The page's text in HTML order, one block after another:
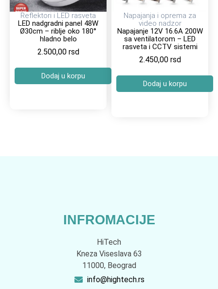
Reflektori i LED rasveta
LED nadgradni panel 48W
Ø30cm – riblje oko 180°
hladno belo
2.500,00 rsd
Dodaj u korpu
Napajanja i oprema za
video nadzor
Napajanje 12V 16.6A 200W
sa ventilatorom – LED
rasveta i CCTV sistemi
2.450,00 rsd
Dodaj u korpu
INFROMACIJE
HiTech
Kneza Viseslava 63
11000, Beograd
info@hightech.rs